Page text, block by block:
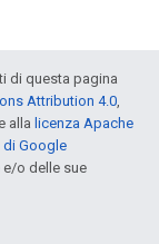
di questa pagina
Attribution 4.0,
alla licenza Apache
di Google
e/o delle sue